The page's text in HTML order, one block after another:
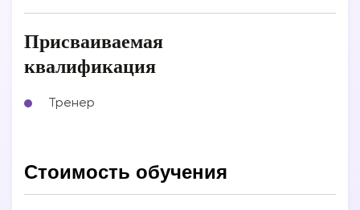
Присваиваемая
квалификация
Тренер
Стоимость обучения